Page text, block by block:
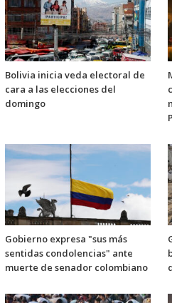
Bolivia inicia veda electoral de
cara a las elecciones del
domingo
Gobierno expresa "sus más
sentidas condolencias" ante
muerte de senador colombiano